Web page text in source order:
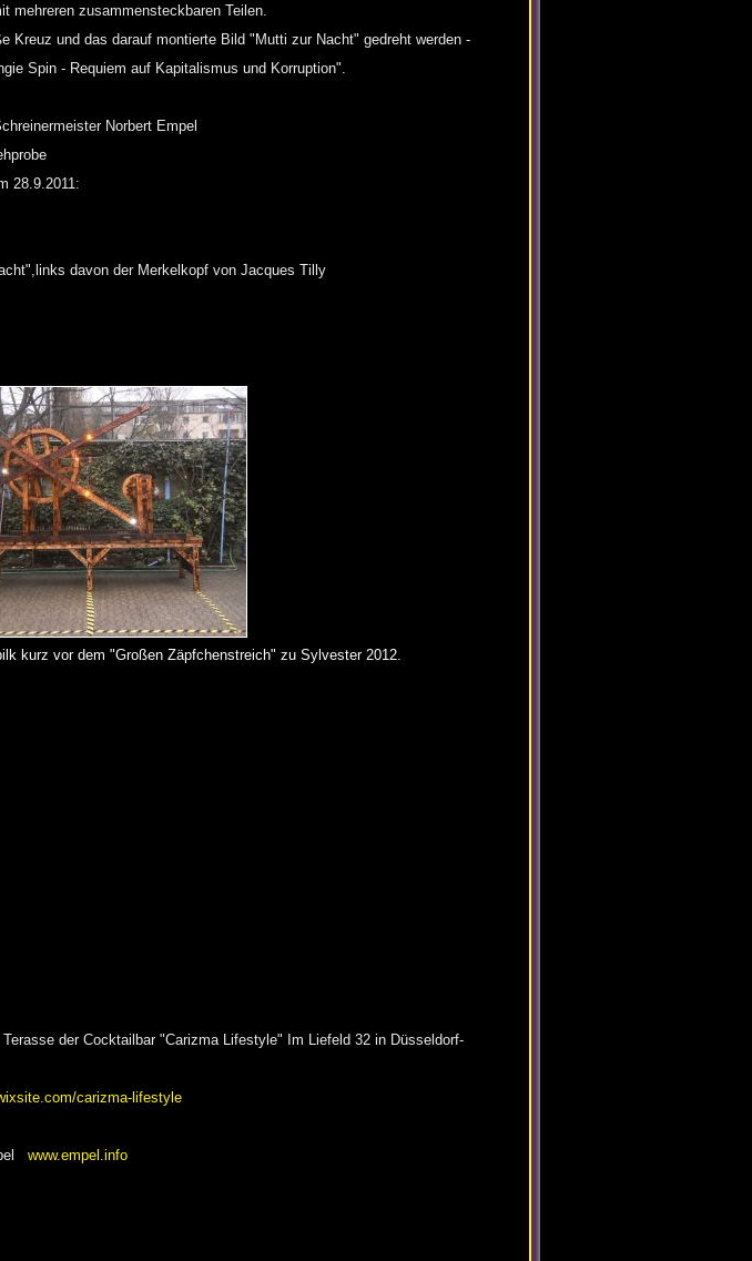
mehreren zusammensteckbaren Teilen.
Kreuz und das darauf montierte Bild "Mutti zur Nacht" gedreht werden -
Spin - Requiem auf Kapitalismus und Korruption".
Norbert Empel
28.9.2011:
davon der Merkelkopf von Jacques Tilly
kurz vor dem "Großen Zäpfchenstreich" zu Sylvester 2012.
der Cocktailbar "Carizma Lifestyle" Im Liefeld 32 in Düsseldorf-
carizma-lifestyle
www.empel.info